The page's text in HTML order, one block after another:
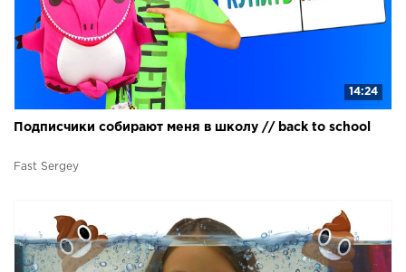
14:24
Подписчики собирают меня в школу // back to school
Fast Sergey